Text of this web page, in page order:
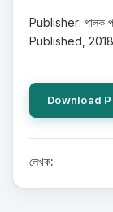
Publisher: পালক
Published,
Download
লেখক: